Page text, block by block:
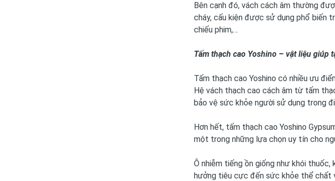
Bên cạnh đó, vách cách âm thường
cháy, cấu kiện được sử dụng phổ biến
chiếu phim,…
Tấm thạch cao Yoshino – vật liệu giúp
Tấm thạch cao Yoshino có nhiều ưu
Hệ vách thạch cao cách âm từ tấm
bảo vệ sức khỏe người sử dụng trong
Hơn hết, tấm thạch cao Yoshino
một trong những lựa chọn uy tín cho
Ô nhiễm tiếng ồn giống như khói
hưởng tiêu cực đến sức khỏe thể chất